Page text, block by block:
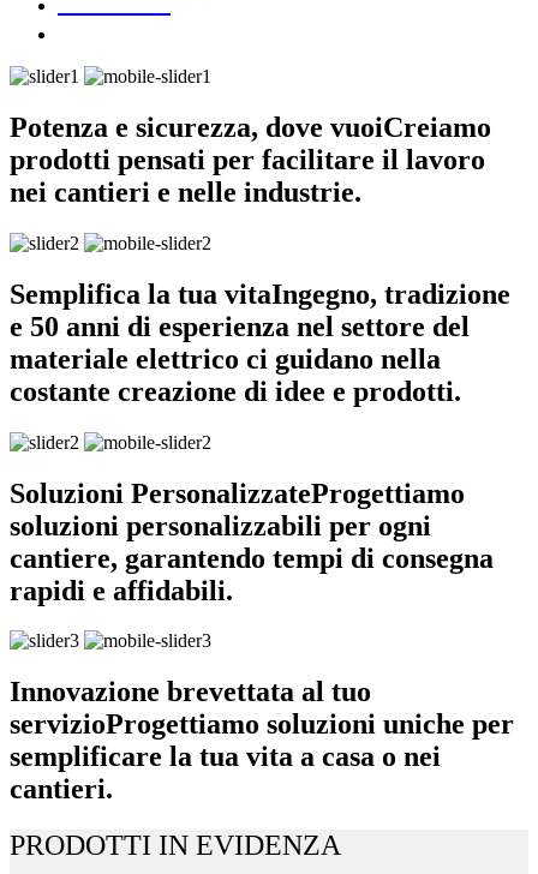
Potenza e sicurezza, dove vuoiCreiamo
prodotti pensati per facilitare il lavoro
nei cantieri e nelle industrie.
Semplifica la tua vitaIngegno, tradizione
e 50 anni di esperienza nel settore del
materiale elettrico ci guidano nella
costante creazione di idee e prodotti.
Soluzioni PersonalizzateProgettiamo
soluzioni personalizzabili per ogni
cantiere, garantendo tempi di consegna
rapidi e affidabili.
Innovazione brevettata al tuo
servizioProgettiamo soluzioni uniche per
semplificare la tua vita a casa o nei
cantieri.
PRODOTTI IN EVIDENZA